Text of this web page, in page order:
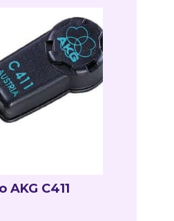
Micro AKG C411